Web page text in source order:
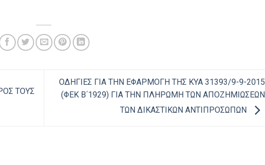
ΤΟΥΣ
ΟΔΗΓΙΕΣ ΓΙΑ ΤΗΝ ΕΦΑΡΜΟΓΗ ΤΗΣ ΚΥΑ 31393/9-9-2015
(ΦΕΚ Β΄1929) ΓΙΑ ΤΗΝ ΠΛΗΡΩΜΗ ΤΩΝ ΑΠΟΖΗΜΙΩΣΕΩΝ
ΤΩΝ ΔΙΚΑΣΤΙΚΩΝ ΑΝΤΙΠΡΟΣΩΠΩΝ